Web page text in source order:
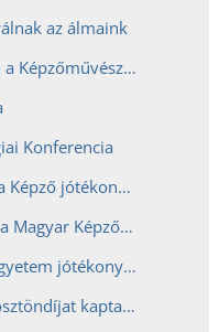
az álmaink
Őszi szabadegyetem a Képzőművészetin
Konferencia
Nagy sikerrel zárult a Képző jótékonysági aukciója és online adományozása
Jótékonysági aukció a Magyar Képzőművészeti Egyetemen
A Képzőművészeti Egyetem jótékonysági adományozást szervez a török földrengés áldozatai javára
Több milliós értékűösztöndíjat kaptak az innovációs pályázatokon nyertes hallgatók a Képzőn